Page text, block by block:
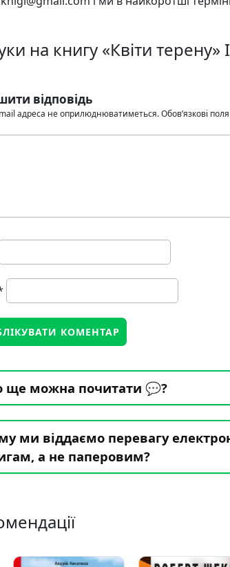
на книгу «Квіти
відповідь
адреса не оприлюднюватиметься.Обов’язкові
ще можна почитати 💬?
ми віддаємо перевагу
а не паперовим?